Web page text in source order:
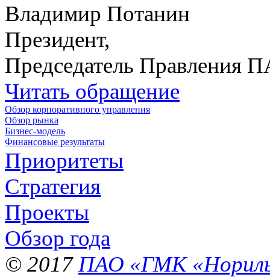
Владимир Потанин
Президент,
Председатель Правления
Читать обращение
Обзор корпоративного управления
Обзор рынка
Бизнес-модель
Финансовые результаты
Приоритеты
Стратегия
Проекты
Обзор года
© 2017 ПАО «ГМК